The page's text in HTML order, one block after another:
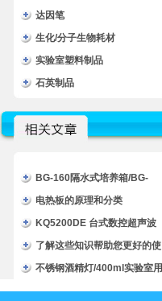
达因笔
生化/分子生物耗材
实验室塑料制品
石英制品
BG-160隔水式培养箱/BG-
160培养箱技术文章
电热板的原理和分类
KQ5200DE 台式数控超声波
清洗器/数控超声波清洗器
了解这些知识帮助您更好的使
用滤膜过滤器
不锈钢酒精灯/400ml实验室用
全不锈钢酒精灯